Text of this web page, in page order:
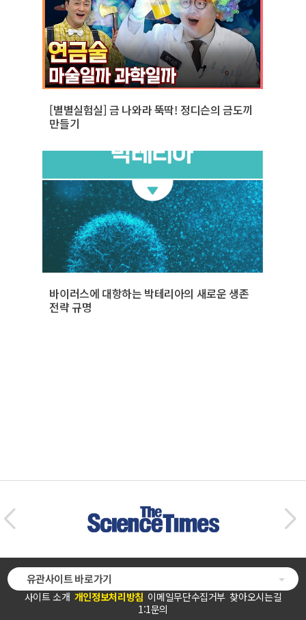
[별별실험실] 금 나와라 뚝딱! 정디슨의 금도끼
만들기
바이러스에 대항하는 박테리아의 새로운 생존
전략 규명
사이트 소개 개인정보처리방침 이메일무단수집거부 찾아오시는길
1:1문의
유관사이트 바로가기